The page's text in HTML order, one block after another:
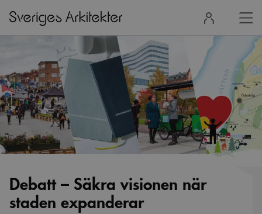
in
Debatt – Säkra visionen när
staden expanderar